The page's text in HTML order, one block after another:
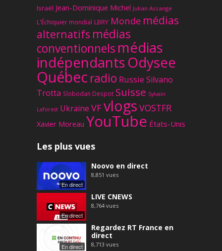
Israël Jean-Dominique Michel Julian Assange
L'Échiquier mondial LBRY Monde médias
alternatifs médias
conventionnels médias
indépendantsOdysee
Québec radio Russie Silvano
Trotta Slobodan Despot Suisse Sylvain
Laforest Ukraine VFvlogs VOSTFR
Xavier Moreau YouTube États-Unis
Les plus vues
En direct
Noovo en direct
8,851 vues
En direct
LIVE CNEWS
8,764 vues
En direct
Regardez RT France en
direct
8,713 vues